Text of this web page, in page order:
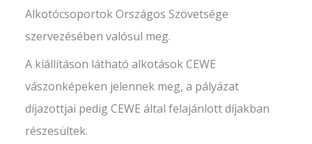
Alkotócsoportok Országos Szövetsége
szervezésében valósul meg.
A kiállításon látható alkotások CEWE
vászonképeken jelennek meg, a pályázat
díjazottjai pedig CEWE által felajánlott díjakban
részesültek.